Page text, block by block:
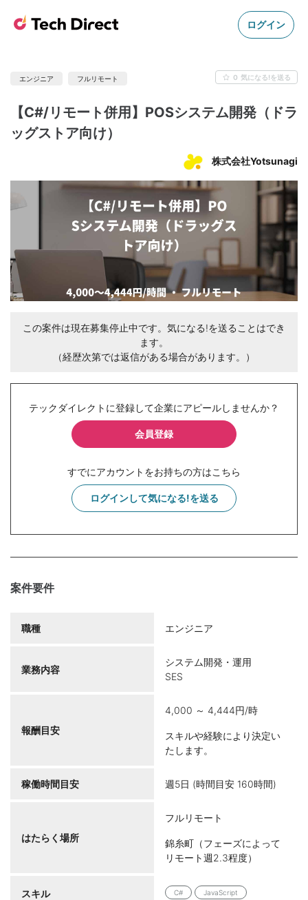
ログイン
エンジニア フルリモート 0 気になる!を送る
【C#/リモート併用】POSシステム開発（ドラ
ッグストア向け）
株式会社Yotsunagi
この案件は現在募集停止中です。気になる!を送ることはでき
ます。
（経歴次第では返信がある場合があります。）
テックダイレクトに登録して企業にアピールしませんか？
会員登録
すでにアカウントをお持ちの方はこちら
ログインして気になる!を送る
案件要件
職種 エンジニア
業務内容
システム開発・運用
SES
報酬目安
4,000 ～ 4,444円/時
スキルや経験により決定い
たします。
稼働時間目安 週5日 (時間目安 160時間)
はたらく場所
フルリモート
錦糸町（フェーズによって
リモート週2.3程度）
スキル C# JavaScript